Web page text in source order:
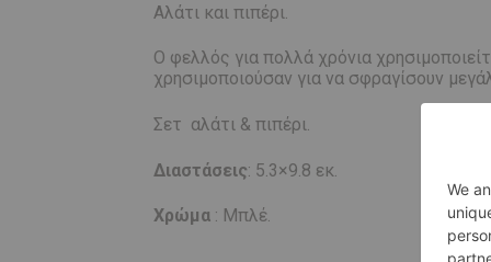
Αλάτι και πιπέρι.
Ο φελλός για πολλά χρόνια
χρησιμοποιούσαν για να σφραγίσουν
Σετ αλάτι & πιπέρι.
Διαστάσεις: 5.3×9.8 εκ.
Χρώμα : Μπλέ.